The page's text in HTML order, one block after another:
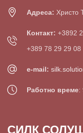
Адреса: Христо
Контакт: +3892
+389 78 29 29 08
e-mail:
Работно време:
СИЛК